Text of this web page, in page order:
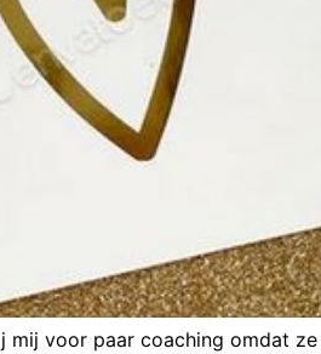
voor paar coaching omdat